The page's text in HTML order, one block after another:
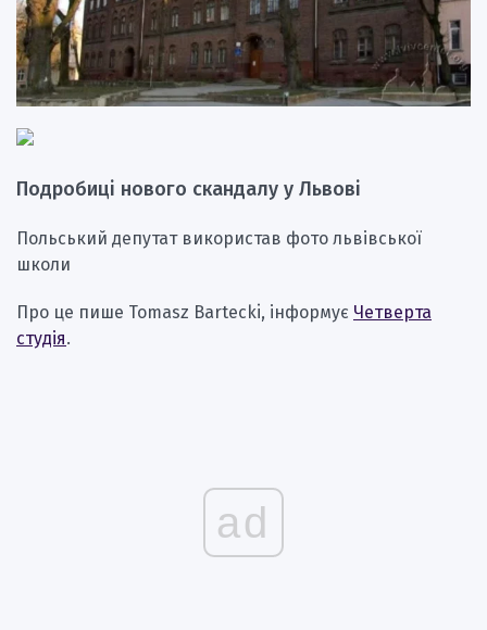
Подробиці нового скандалу у Львові
Польський депутат використав фото львівської
школи
Про це пише Tomasz Bartecki, інформує Четверта
студія.
ad